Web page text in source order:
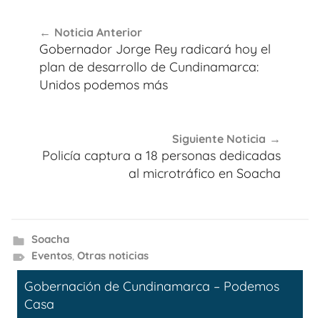
de
entradas
Noticia Anterior
Gobernador Jorge Rey radicará hoy el
plan de desarrollo de Cundinamarca:
Unidos podemos más
Siguiente Noticia
Policía captura a 18 personas dedicadas
al microtráfico en Soacha
Soacha
Eventos, Otras noticias
Gobernación de Cundinamarca – Podemos
Casa